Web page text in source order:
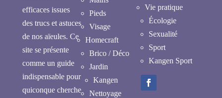
efficaces issues
des trucs et astuces
de nos aïeules. Ce
site se présente
comme un guide
indispensable pour
quiconque cherche
Pieds
Visage
Homecraft
Brico / Déco
Jardin
Kangen
Nettoyage
Vie pratique
Écologie
Sexualité
Sport
Kangen Sport